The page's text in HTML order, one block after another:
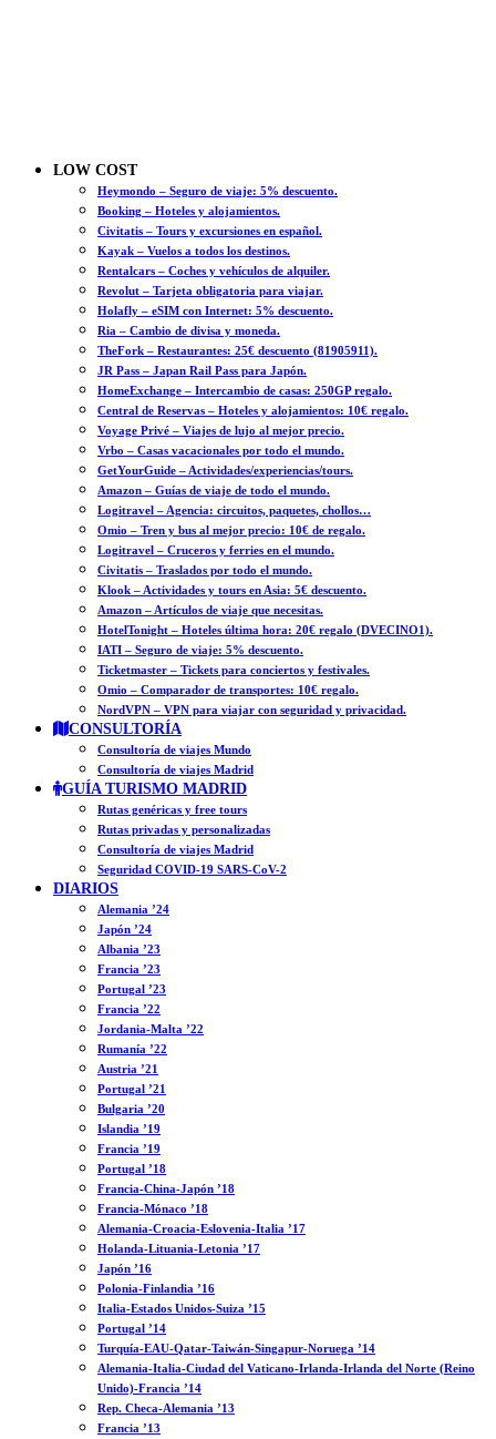
LOW COST
Heymondo – Seguro de viaje: 5% descuento.
Booking – Hoteles y alojamientos.
Civitatis – Tours y excursiones en español.
Kayak – Vuelos a todos los destinos.
Rentalcars – Coches y vehículos de alquiler.
Revolut – Tarjeta obligatoria para viajar.
Holafly – eSIM con Internet: 5% descuento.
Ria – Cambio de divisa y moneda.
TheFork – Restaurantes: 25€ descuento (81905911).
JR Pass – Japan Rail Pass para Japón.
HomeExchange – Intercambio de casas: 250GP regalo.
Central de Reservas – Hoteles y alojamientos: 10€ regalo.
Voyage Privé – Viajes de lujo al mejor precio.
Vrbo – Casas vacacionales por todo el mundo.
GetYourGuide – Actividades/experiencias/tours.
Amazon – Guías de viaje de todo el mundo.
Logitravel – Agencia: circuitos, paquetes, chollos…
Omio – Tren y bus al mejor precio: 10€ de regalo.
Logitravel – Cruceros y ferries en el mundo.
Civitatis – Traslados por todo el mundo.
Klook – Actividades y tours en Asia: 5€ descuento.
Amazon – Artículos de viaje que necesitas.
HotelTonight – Hoteles última hora: 20€ regalo (DVECINO1).
IATI – Seguro de viaje: 5% descuento.
Ticketmaster – Tickets para conciertos y festivales.
Omio – Comparador de transportes: 10€ regalo.
NordVPN – VPN para viajar con seguridad y privacidad.
CONSULTORÍA
Consultoría de viajes Mundo
Consultoría de viajes Madrid
GUÍA TURISMO MADRID
Rutas genéricas y free tours
Rutas privadas y personalizadas
Consultoría de viajes Madrid
Seguridad COVID-19 SARS-CoV-2
DIARIOS
Alemania ’24
Japón ’24
Albania ’23
Francia ’23
Portugal ’23
Francia ’22
Jordania-Malta ’22
Rumanía ’22
Austria ’21
Portugal ’21
Bulgaria ’20
Islandia ’19
Francia ’19
Portugal ’18
Francia-China-Japón ’18
Francia-Mónaco ’18
Alemania-Croacia-Eslovenia-Italia ’17
Holanda-Lituania-Letonia ’17
Japón ’16
Polonia-Finlandia ’16
Italia-Estados Unidos-Suiza ’15
Portugal ’14
Turquía-EAU-Qatar-Taiwán-Singapur-Noruega ’14
Alemania-Italia-Ciudad del Vaticano-Irlanda-Irlanda del Norte (Reino
Unido)-Francia ’14
Rep. Checa-Alemania ’13
Francia ’13